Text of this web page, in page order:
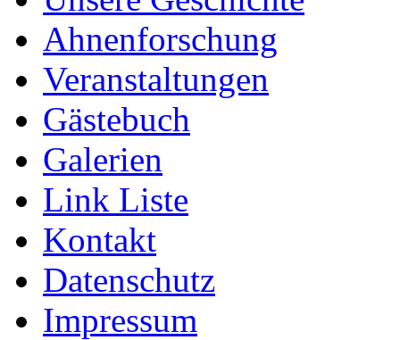
Ahnenforschung
Veranstaltungen
Gästebuch
Galerien
Link Liste
Kontakt
Datenschutz
Impressum